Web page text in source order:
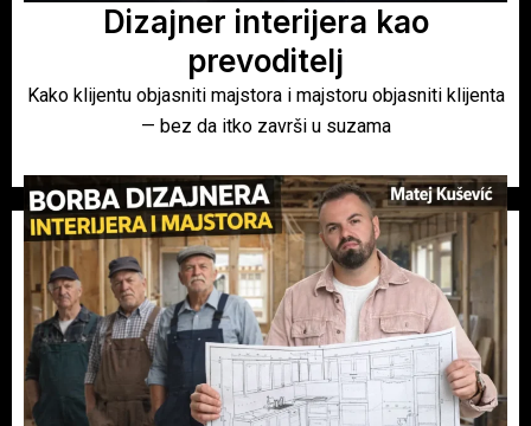
Dizajner interijera kao
prevoditelj
Kako klijentu objasniti majstora i majstoru objasniti klijenta
— bez da itko završi u suzama